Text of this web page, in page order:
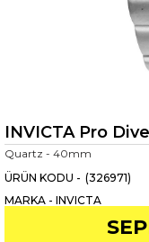
INVICTA Pro
Quartz - 40mm
(326971)
MARKA - INVICTA